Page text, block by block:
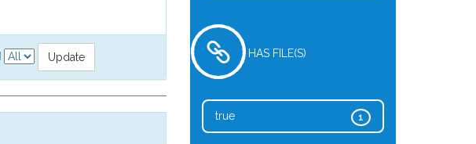
HAS FILE(S)
1
true